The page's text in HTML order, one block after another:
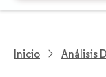
Inicio Análisis